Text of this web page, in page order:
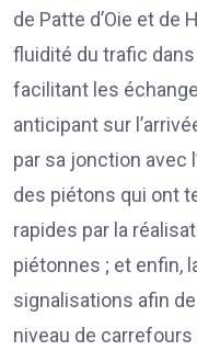
de Patte d’Oie et de
fluidité du trafic dans
facilitant les
anticipant sur
par sa jonction avec
des piétons qui ont
rapides par la
piétonnes ; et enfin,
signalisations afin
niveau de